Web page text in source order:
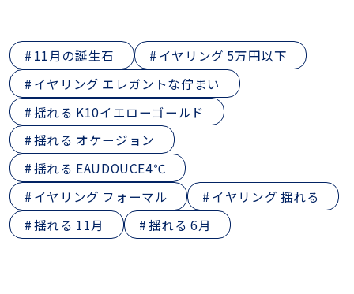
11月の誕生石
イヤリング 5万円以下
イヤリング エレガントな佇まい
揺れる K10イエローゴールド
揺れる オケージョン
揺れる EAUDOUCE4℃
イヤリング フォーマル
イヤリング 揺れる
揺れる 11月
揺れる 6月